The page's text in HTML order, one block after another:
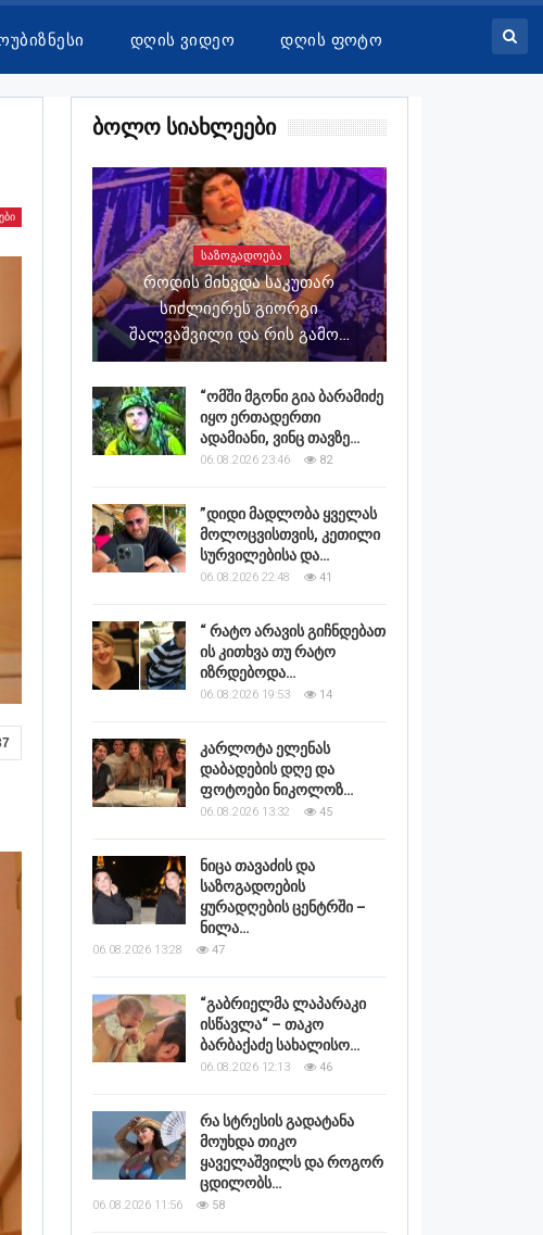
Დღის Ვიდეო Დღის Ფოტო
Ბოლო Სიახლეები
ᲡᲐᲖᲝᲒᲐᲓᲝᲔᲑᲐ
Როდის Მიხვდა Საკუთარ
Სიძლიერეს Გიორგი
Შალვაშვილი Და Რის Გამო…
“ომში მგონი გია ბარამიძე
იყო ერთადერთი
ადამიანი, ვინც თავზე…
06.08.2026 23:46 82
”დიდი მადლობა ყველას
მოლოცვისთვის, კეთილი
სურვილებისა და…
06.08.2026 22:48 41
“ რატო არავის გიჩნდებათ
ის კითხვა თუ რატო
იზრდებოდა…
06.08.2026 19:53 14
კარლოტა ელენას
დაბადების დღე და
ფოტოები ნიკოლოზ…
06.08.2026 13:32 45
ნიცა თავაძის და
საზოგადოების
ყურადღების ცენტრში –
ნილა…
06.08.2026 13:28 47
“გაბრიელმა ლაპარაკი
ისწავლა“ – თაკო
ბარბაქაძე სახალისო…
06.08.2026 12:13 46
რა სტრესის გადატანა
მოუხდა თიკო
ყაველაშვილს და როგორ
ცდილობს…
06.08.2026 11:56 58